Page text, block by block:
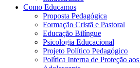
Como Educamos
Proposta Pedagógica
Formação Cristã e Pastoral
Educação Bilíngue
Psicologia Educacional
Projeto Político Pedagógico
Política Interna de Proteção